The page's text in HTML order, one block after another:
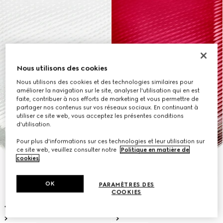
Nous utilisons des cookies
Nous utilisons des cookies et des technologies similaires pour
améliorer la navigation sur le site, analyser l'utilisation qui en est
faite, contribuer à nos efforts de marketing et vous permettre de
partager nos contenus sur vos réseaux sociaux. En continuant à
utiliser ce site web, vous acceptez les présentes conditions
d'utilisation.
Pour plus d'informations sur ces technologies et leur utilisation sur
ce site web, veuillez consulter notre
Politique en matière de
cookies.
PARAMÈTRES DES
COOKIES
OK